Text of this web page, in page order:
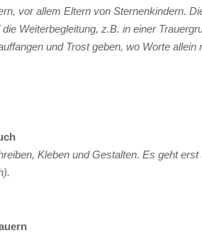
vor allem Eltern von Sternenkindern.
Weiterbegleitung, z.B. in einer
und Trost geben, wo Worte allein
Kleben und Gestalten. Es geht